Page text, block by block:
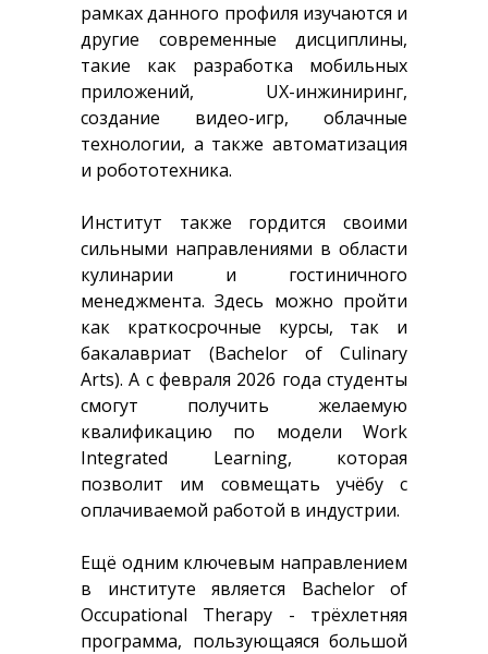
рамках данного профиля изучаются и
другие современные дисциплины,
такие как разработка мобильных
приложений, UX-инжиниринг,
создание видео-игр, облачные
технологии, а также автоматизация
и робототехника.
Институт также гордится своими
сильными направлениями в области
кулинарии и гостиничного
менеджмента. Здесь можно пройти
как краткосрочные курсы, так и
бакалавриат (Bachelor of Culinary
Arts). А с февраля 2026 года студенты
смогут получить желаемую
квалификацию по модели Work
Integrated Learning, которая
позволит им совмещать учёбу с
оплачиваемой работой в индустрии.
Ещё одним ключевым направлением
в институте является Bachelor of
Occupational Therapy - трёхлетняя
программа, пользующаяся большой